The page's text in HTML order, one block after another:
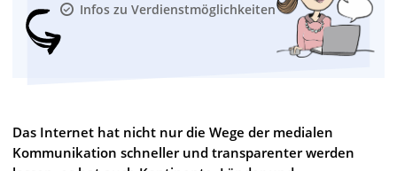
Infos zu Verdienstmöglichkeiten
Das Internet hat nicht nur die Wege der medialen
Kommunikation schneller und transparenter werden